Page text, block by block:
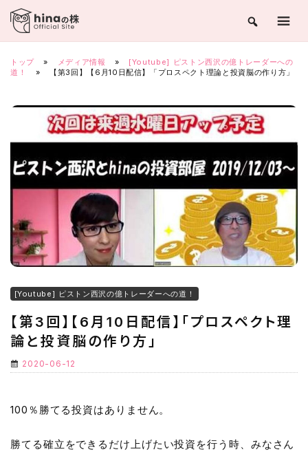
Skip
content
トップ » メディア情報 »
[Youtube] ピストン西沢の億トレーダーへの
道！
» 【第3回】【6月10日配信】「プロスペクト理論と投資脳の作り方」
[Youtube] ピストン西沢の億トレーダーへの道！
【第3回】【6月10日配信】「プロスペクト理
論と投資脳の作り方」
2020-06-12
100％勝てる投資はありません。
勝てる確立をできるだけ上げたい投資を行う時、みなさん